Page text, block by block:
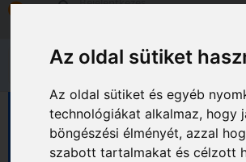
Az oldal sütiket
Az oldal sütiket és egyéb
technológiákat alkalmaz, hogy
böngészési élményét, azzal
szabott tartalmakat és célzott
Diatech vágótárcsák
MONGÚZ vágótárcsák